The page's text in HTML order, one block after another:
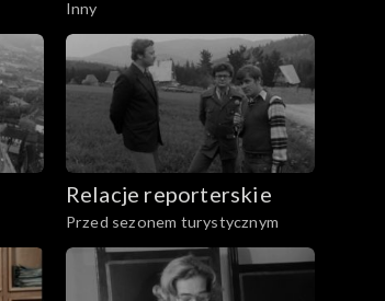
Inny
Relacje reporterskie
Przed sezonem turystycznym